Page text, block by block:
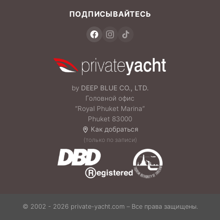
ПОДПИСЫВАЙТЕСЬ
by DEEP BLUE CO., LTD.
Головной офис
“Royal Phuket Marina”
Phuket 83000
Как добраться
(только по записи)
© 2002 - 2026 private-yacht.com – Все права защищены.